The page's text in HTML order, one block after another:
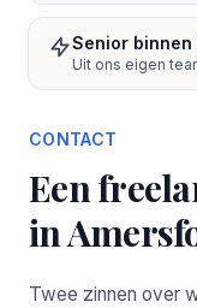
Senior binnen
Uit ons eigen
CONTACT
Een
in
Twee zinnen over